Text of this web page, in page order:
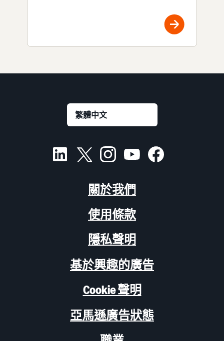
關於我們
使用條款
隱私聲明
基於興趣的廣告
Cookie 聲明
亞馬遜廣告狀態